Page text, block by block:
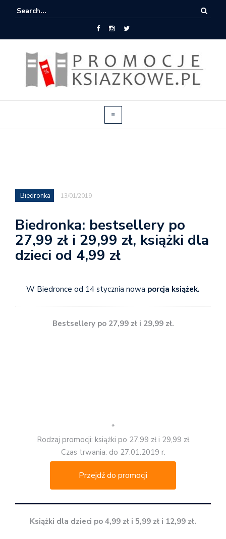
Biedronka 13/01/2019
Biedronka: bestsellery po
27,99 zł i 29,99 zł, książki dla
dzieci od 4,99 zł
W Biedronce od 14 stycznia nowa porcja książek.
Bestsellery po 27,99 zł i 29,99 zł.
*
Rodzaj promocji: książki po 27,99 zł i 29,99 zł
Czas trwania: do 27.01.2019 r.
Przejdź do promocji
Książki dla dzieci po 4,99 zł i 5,99 zł i 12,99 zł.